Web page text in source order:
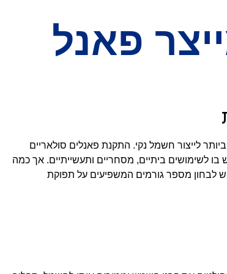
פאנל
לייצור חשמל נקי. התקנת פאנלים סולאריים
ביתיים, מסחריים ותעשייתיים. אך כמה
לבחון מספר גורמים המשפיעים על תפוקת